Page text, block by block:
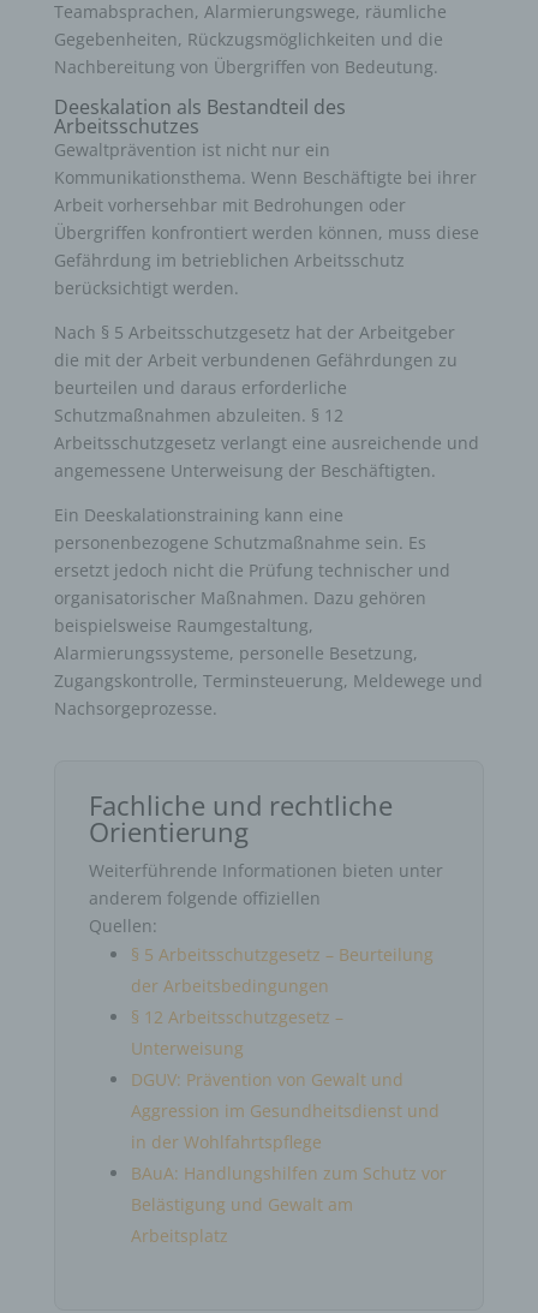
Teamabsprachen, Alarmierungswege, räumliche
Gegebenheiten, Rückzugsmöglichkeiten und die
Nachbereitung von Übergriffen von Bedeutung.
Deeskalation als Bestandteil des
Arbeitsschutzes
Gewaltprävention ist nicht nur ein
Kommunikationsthema. Wenn Beschäftigte bei ihrer
Arbeit vorhersehbar mit Bedrohungen oder
Übergriffen konfrontiert werden können, muss diese
Gefährdung im betrieblichen Arbeitsschutz
berücksichtigt werden.
Nach § 5 Arbeitsschutzgesetz hat der Arbeitgeber
die mit der Arbeit verbundenen Gefährdungen zu
beurteilen und daraus erforderliche
Schutzmaßnahmen abzuleiten. § 12
Arbeitsschutzgesetz verlangt eine ausreichende und
angemessene Unterweisung der Beschäftigten.
Ein Deeskalationstraining kann eine
personenbezogene Schutzmaßnahme sein. Es
ersetzt jedoch nicht die Prüfung technischer und
organisatorischer Maßnahmen. Dazu gehören
beispielsweise Raumgestaltung,
Alarmierungssysteme, personelle Besetzung,
Zugangskontrolle, Terminsteuerung, Meldewege und
Nachsorgeprozesse.
Fachliche und rechtliche
Orientierung
Weiterführende Informationen bieten unter
anderem folgende offiziellen
Quellen:
§ 5 Arbeitsschutzgesetz – Beurteilung
der Arbeitsbedingungen
§ 12 Arbeitsschutzgesetz –
Unterweisung
DGUV: Prävention von Gewalt und
Aggression im Gesundheitsdienst und
in der Wohlfahrtspflege
BAuA: Handlungshilfen zum Schutz vor
Belästigung und Gewalt am
Arbeitsplatz